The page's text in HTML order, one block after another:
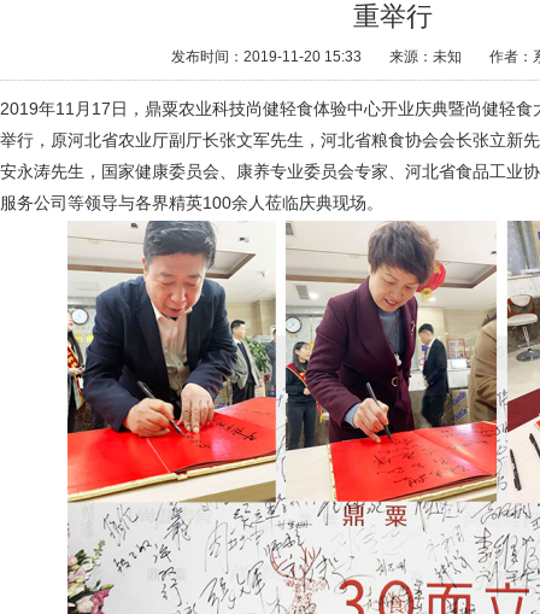
重举行
发布时间：2019-11-20 15:33 来源：未知 作者：
2019年11月17日，鼎粟农业科技尚健轻食体验中心开业庆典暨尚健轻
举行，原河北省农业厅副厅长张文军先生，河北省粮食协会会长张立新
安永涛先生，国家健康委员会、康养专业委员会专家、河北省食品工业
服务公司等领导与各界精英100余人莅临庆典现场。